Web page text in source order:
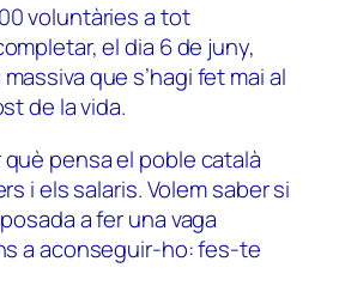
voluntàries a tot
el dia 6 de juny,
que s’hagi fet mai al
de la vida.
pensa el poble català
i els salaris. Volem saber si
a fer una vaga
a aconseguir-ho: fes-te